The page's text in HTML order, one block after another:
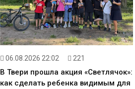
06.08.2026 22:02 221
В Твери прошла акция «Светлячок»:
как сделать ребенка видимым для